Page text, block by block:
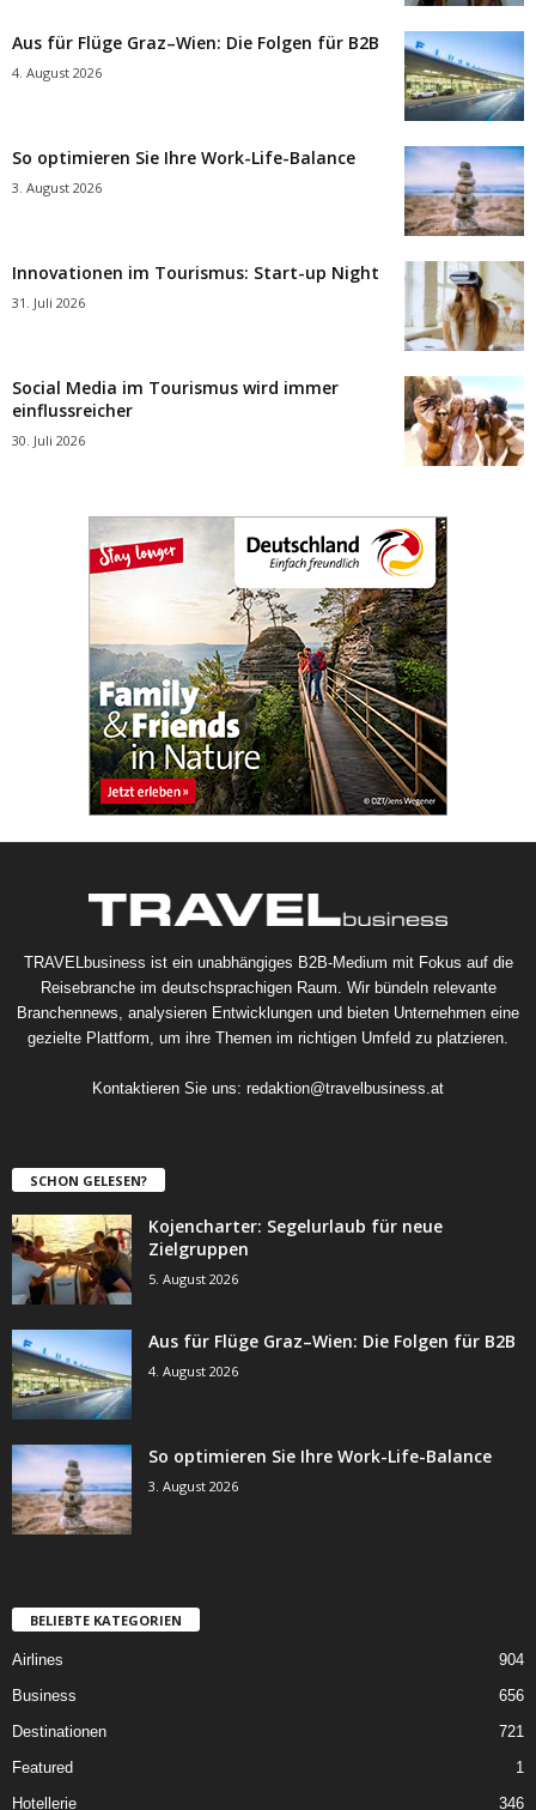
Aus für Flüge Graz–Wien: Die Folgen für B2B
4. August 2026
So optimieren Sie Ihre Work-Life-Balance
3. August 2026
Innovationen im Tourismus: Start-up Night
31. Juli 2026
Social Media im Tourismus wird immer
einflussreicher
30. Juli 2026
TRAVELbusiness ist ein unabhängiges B2B-Medium mit Fokus auf die
Reisebranche im deutschsprachigen Raum. Wir bündeln relevante
Branchennews, analysieren Entwicklungen und bieten Unternehmen eine
gezielte Plattform, um ihre Themen im richtigen Umfeld zu platzieren.
Kontaktieren Sie uns: redaktion@travelbusiness.at
SCHON GELESEN?
Kojencharter: Segelurlaub für neue
Zielgruppen
5. August 2026
Aus für Flüge Graz–Wien: Die Folgen für B2B
4. August 2026
So optimieren Sie Ihre Work-Life-Balance
3. August 2026
BELIEBTE KATEGORIEN
Airlines
904
Business
656
Destinationen
721
Featured
1
Hotellerie
346